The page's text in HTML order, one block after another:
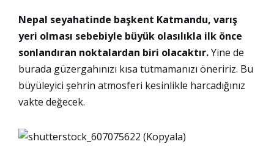
Nepal seyahatinde başkent Katmandu, varış
yeri olması sebebiyle büyük olasılıkla ilk önce
sonlandıran noktalardan biri olacaktır.Yine de
burada güzergahınızı kısa tutmamanızı öneririz. Bu
büyüleyici şehrin atmosferi kesinlikle harcadığınız
vakte değecek.